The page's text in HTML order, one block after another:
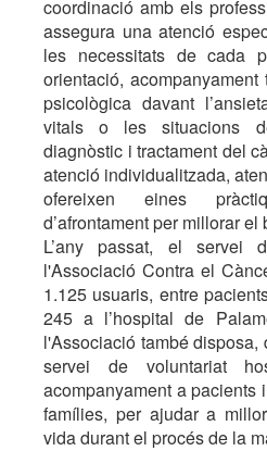
coordinació amb els
assegura una atenció
les necessitats de cada
orientació,
psicològica davant
vitals o les situacions
diagnòstic i tractament del
atenció individualitzada,
ofereixen eines
d’afrontament per millorar
L’any passat, el servei
l'Associació Contra el
1.125 usuaris, entre
245 a l’hospital de
l'Associació també disposa,
servei de voluntariat
acompanyament a pacients
famílies, per ajudar a
vida durant el procés de la